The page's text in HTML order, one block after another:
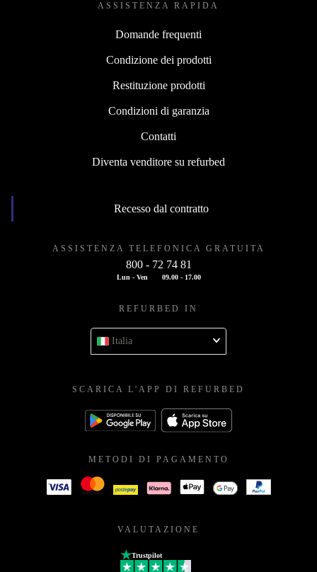
ASSISTENZA RAPIDA
Domande frequenti
Condizione dei prodotti
Restituzione prodotti
Condizioni di garanzia
Contatti
Diventa venditore su refurbed
Recesso dal contratto
ASSISTENZA TELEFONICA GRATUITA
800 - 72 74 81
Lun - Ven 09.00 - 17.00
REFURBED IN
Italia
SCARICA L'APP DI REFURBED
METODI DI PAGAMENTO
VALUTAZIONE
Trustpilot